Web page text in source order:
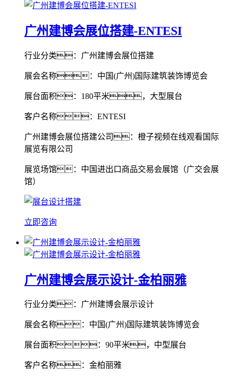
广州建博会展位搭建-ENTESI
行业分类：广州建博会展位搭建
展会名称：中国(广州)国际建筑装饰博览会
展台面积：180平米，大型展台
客户名称：ENTESI
广州建博会展位搭建公司：橙子视频在线观看国际
展览有限公司
展览场馆：中国进出口商品交易会展馆（广交会展
馆）
立即咨询
广州建博会展示设计-金柏丽雅
行业分类：广州建博会展示设计
展会名称：中国(广州)国际建筑装饰博览会
展台面积：90平米，中型展台
客户名称：金柏丽雅